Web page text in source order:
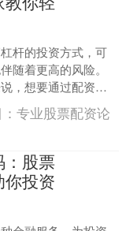
杆的投资方式，可
随着更高的风险。
，想要通过配资炒
握以下几个关键
....
：专业股票配资论
股票
你投资